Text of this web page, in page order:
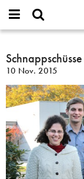
IMAGINARY
open
or
username
*
Passwort
Suche
moderner
Mathematik
10 Nov. 2015